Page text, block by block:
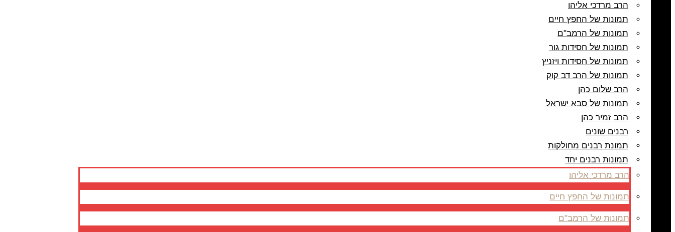
הרב מרדכי אליהו
תמונות של החפץ חיים
תמונות של הרמב"ם
תמונות של חסידות גור
תמונות של חסידות ויזניץ
תמונות של הרב דב קוק
הרב שלום כהן
תמונות של סבא ישראל
הרב זמיר כהן
רבנים שונים
תמונת רבנים מחולקות
תמונות רבנים יחד
הרב מרדכי אליהו
תמונות של החפץ חיים
תמונות של הרמב"ם